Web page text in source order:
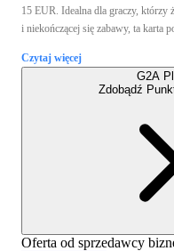
15 EUR. Idealna dla graczy, którzy
i niekończącej się zabawy, ta karta
Czytaj więcej
G2A
Zdobądź
Oferta od sprzedawcy